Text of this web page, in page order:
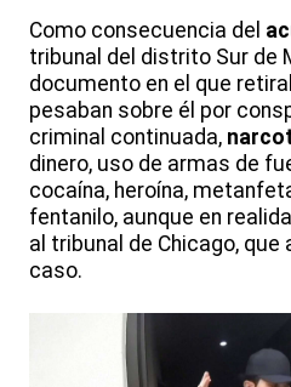
Como consecuencia del
tribunal del distrito Sur de
documento en el que
pesaban sobre él por
criminal continuada,
dinero, uso de armas de
cocaína, heroína,
fentanilo, aunque en
al tribunal de Chicago, que
caso.